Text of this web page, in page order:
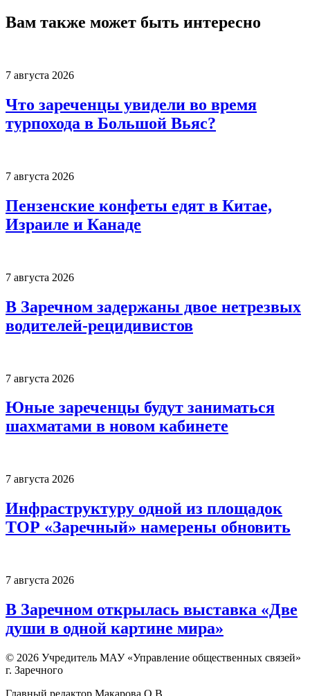
Вам также может быть интересно
7 августа 2026
Что зареченцы увидели во время
турпохода в Большой Вьяс?
7 августа 2026
Пензенские конфеты едят в Китае,
Израиле и Канаде
7 августа 2026
В Заречном задержаны двое нетрезвых
водителей-рецидивистов
7 августа 2026
Юные зареченцы будут заниматься
шахматами в новом кабинете
7 августа 2026
Инфраструктуру одной из площадок
ТОР «Заречный» намерены обновить
7 августа 2026
В Заречном открылась выставка «Две
души в одной картине мира»
© 2026 Учредитель МАУ «Управление общественных связей»
г. Заречного
Главный редактор Макарова О.В.